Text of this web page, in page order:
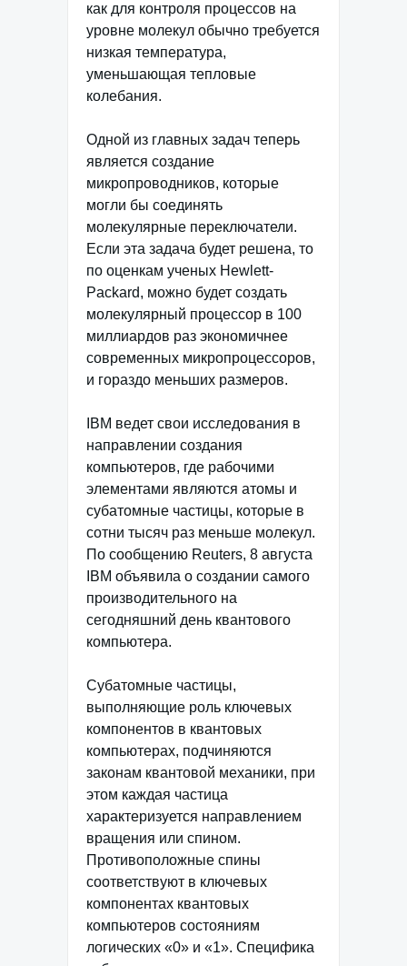
как для контроля процессов на
уровне молекул обычно требуется
низкая температура,
уменьшающая тепловые
колебания.
Одной из главных задач теперь
является создание
микропроводников, которые
могли бы соединять
молекулярные переключатели.
Если эта задача будет решена, то
по оценкам ученых Hewlett-
Packard, можно будет создать
молекулярный процессор в 100
миллиардов раз экономичнее
современных микропроцессоров,
и гораздо меньших размеров.
IBM ведет свои исследования в
направлении создания
компьютеров, где рабочими
элементами являются атомы и
субатомные частицы, которые в
сотни тысяч раз меньше молекул.
По сообщению Reuters, 8 августа
IBM объявила о создании самого
производительного на
сегодняшний день квантового
компьютера.
Субатомные частицы,
выполняющие роль ключевых
компонентов в квантовых
компьютерах, подчиняются
законам квантовой механики, при
этом каждая частица
характеризуется направлением
вращения или спином.
Противоположные спины
соответствуют в ключевых
компонентах квантовых
компьютеров состояниям
логических «0» и «1». Специфика